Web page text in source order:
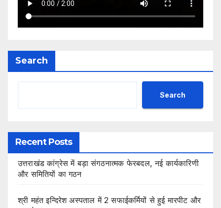
Search
Search
Recent Posts
उत्तराखंड कांग्रेस में बड़ा संगठनात्मक फेरबदल, नई कार्यकारिणी
और समितियों का गठन
श्री महंत इन्दिरेश अस्पताल में 2 सफाईकर्मियों से हुई मारपीट और